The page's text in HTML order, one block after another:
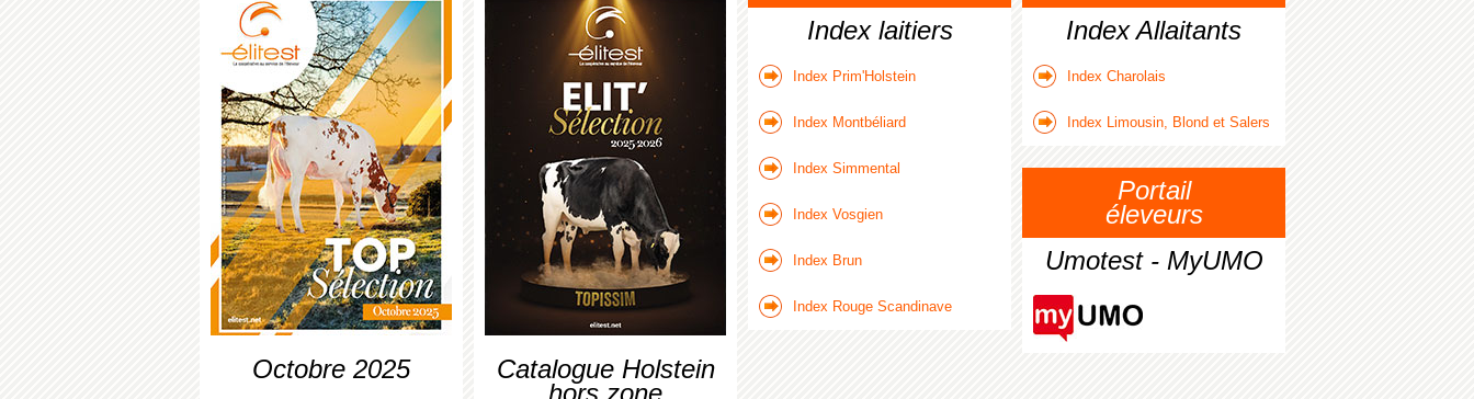
Octobre 2025
Catalogue Holstein
hors zone
Index laitiers
Index Prim'Holstein
Index Montbéliard
Index Simmental
Index Vosgien
Index Brun
Index Rouge Scandinave
Index Allaitants
Index Charolais
Index Limousin, Blond et Salers
Portail
éleveurs
Umotest - MyUMO